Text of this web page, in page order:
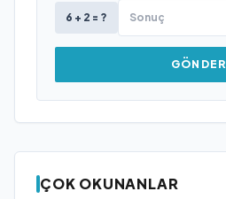
6 + 2 = ?
GÖNDER
ÇOK OKUNANLAR